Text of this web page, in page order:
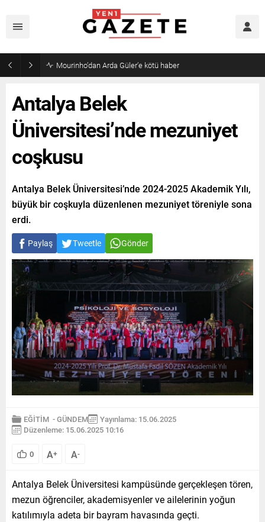
Mourinho’dan Arda Güler’e kötü haber
Antalya Belek
Üniversitesi’nde mezuniyet
coşkusu
Antalya Belek Üniversitesi’nde 2024-2025 Akademik Yılı,
büyük bir coşkuyla düzenlenen mezuniyet töreniyle sona
erdi.
Paylaş Tweetle Gönder
EĞİTİM -GÜNDEM
Yayınlama: 15.06.2025
Düzenleme: 15.06.2025 10:16
0 A+ A-
Antalya Belek Üniversitesi kampüsünde gerçekleşen tören,
mezun öğrenciler, akademisyenler ve ailelerinin yoğun
katılımıyla adeta bir bayram havasında geçti.